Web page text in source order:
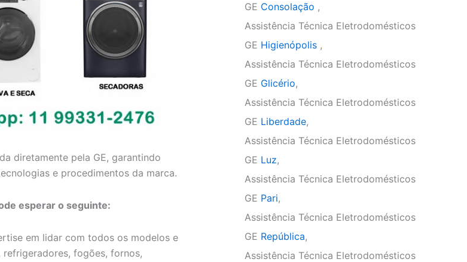
diretamente pela GE, garantindo
e procedimentos da marca.
esperar o seguinte:
em lidar com todos os modelos e
fogões, fornos,
GE Consolação ,
Assistência Técnica Eletrodomésticos
GE Higienópolis ,
Assistência Técnica Eletrodomésticos
GE Glicério,
Assistência Técnica Eletrodomésticos
GE Liberdade,
Assistência Técnica Eletrodomésticos
GE Luz,
Assistência Técnica Eletrodomésticos
GE Pari,
Assistência Técnica Eletrodomésticos
GE República,
Assistência Técnica Eletrodomésticos